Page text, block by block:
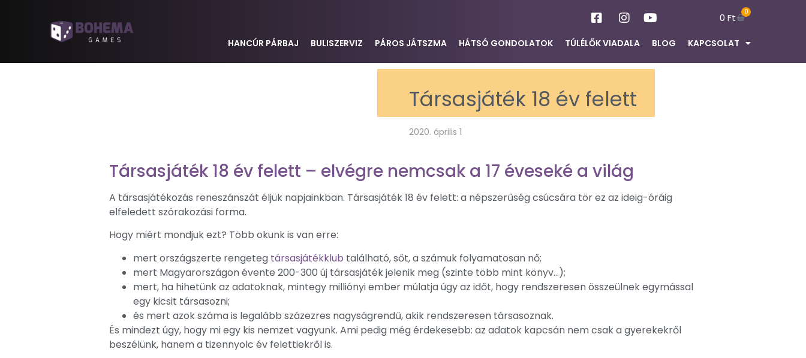
0Ft 0
HANCÚR PÁRBAJ BULISZERVIZ PÁROS JÁTSZMA HÁTSÓ GONDOLATOK TÚLÉLŐK VIADALA BLOG KAPCSOLAT
Társasjáték 18 év felett
2020. április 1
Társasjáték 18 év felett – elvégre nemcsak a 17 éveseké a világ
A társasjátékozás reneszánszát éljük napjainkban. Társasjáték 18 év felett: a népszerűség csúcsára tör ez az ideig-óráig
elfeledett szórakozási forma.
Hogy miért mondjuk ezt? Több okunk is van erre:
mert országszerte rengeteg társasjátékklub található, sőt, a számuk folyamatosan nő;
mert Magyarországon évente 200-300 új társasjáték jelenik meg (szinte több mint könyv…);
mert, ha hihetünk az adatoknak, mintegy milliónyi ember múlatja úgy az időt, hogy rendszeresen összeülnek egymással
egy kicsit társasozni;
és mert azok száma is legalább százezres nagyságrendű, akik rendszeresen társasoznak.
És mindezt úgy, hogy mi egy kis nemzet vagyunk. Ami pedig még érdekesebb: az adatok kapcsán nem csak a gyerekekről
beszélünk, hanem a tizennyolc év felettiekről is.